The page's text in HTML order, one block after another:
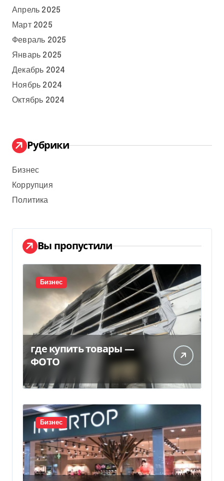
Апрель 2025
Март 2025
Февраль 2025
Январь 2025
Декабрь 2024
Ноябрь 2024
Октябрь 2024
Рубрики
Бизнес
Коррупция
Политика
Вы пропустили
Бизнес
где купить товары —
ФОТО
Бизнес